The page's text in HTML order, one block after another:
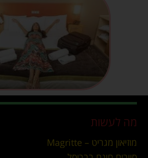
מה לעשות
מוזיאון מגריט – Magritte